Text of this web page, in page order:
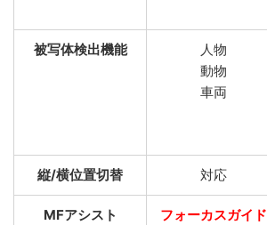
被写体検出機能
人物
動物
車両
縦/横位置切替 対応
MFアシスト
フォーカスガイド